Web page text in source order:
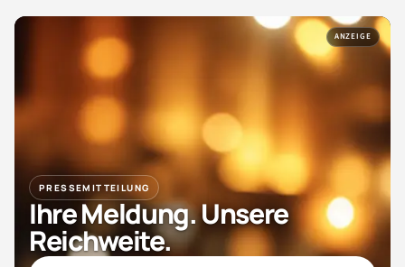
ANZEIGE
PRESSEMITTEILUNG
Ihre Meldung. Unsere
Reichweite.